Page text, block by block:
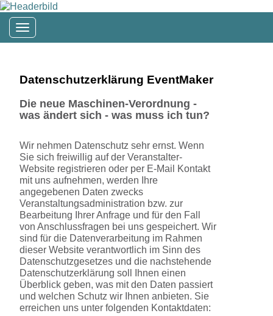
Toggle navigation
Datenschutzerklärung EventMaker
Die neue Maschinen-Verordnung -
was ändert sich - was muss ich tun?
Wir nehmen Datenschutz sehr ernst. Wenn
Sie sich freiwillig auf der Veranstalter-
Website registrieren oder per E-Mail Kontakt
mit uns aufnehmen, werden Ihre
angegebenen Daten zwecks
Veranstaltungsadministration bzw. zur
Bearbeitung Ihrer Anfrage und für den Fall
von Anschlussfragen bei uns gespeichert. Wir
sind für die Datenverarbeitung im Rahmen
dieser Website verantwortlich im Sinn des
Datenschutzgesetzes und die nachstehende
Datenschutzerklärung soll Ihnen einen
Überblick geben, was mit den Daten passiert
und welchen Schutz wir Ihnen anbieten. Sie
erreichen uns unter folgenden Kontaktdaten: